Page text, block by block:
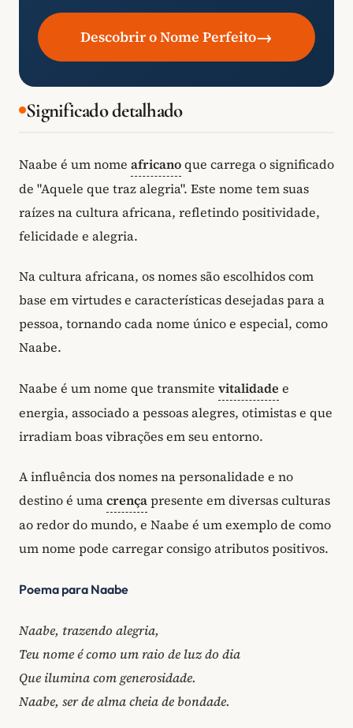
Descobrir o Nome Perfeito→
Significado detalhado
Naabe é um nome africanoque carrega o significado
de "Aquele que traz alegria". Este nome tem suas
raízes na cultura africana, refletindo positividade,
felicidade e alegria.
Na cultura africana, os nomes são escolhidos com
base em virtudes e características desejadas para a
pessoa, tornando cada nome único e especial, como
Naabe.
Naabe é um nome que transmite vitalidade e
energia, associado a pessoas alegres, otimistas e que
irradiam boas vibrações em seu entorno.
A influência dos nomes na personalidade e no
destino é umacrençapresente em diversas culturas
ao redor do mundo, e Naabe é um exemplo de como
um nome pode carregar consigo atributos positivos.
Poema para Naabe
Naabe, trazendo alegria,
Teu nome é como um raio de luz do dia
Que ilumina com generosidade.
Naabe, ser de alma cheia de bondade.